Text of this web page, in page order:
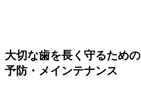
大切な歯を長く守るための
予防・メインテナンス